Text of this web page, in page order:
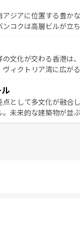
ながら、韓国の多彩
わってみてほしい。 なお、新
ほしい。
に伝統が息づく。ハ
フランス統治時代の建
る。また、バラエティ
バインミー、ベトナ
いたい。どの地域を訪
えてくれるので、きっ
。
アジアに位置する豊か
ンコクは高層ビルが立
ている。北部ではチ
れ合い、南部ではプー
ゾート気分を楽しむこ
一年中温暖で、どの
。親しみやすいタイの
て多様な観光資源が、
の文化が交わる香港は
ヴィクトリア湾に広が
ても感動するはず。
よく見どころを回れる
文化的な体験まで、香
点として多文化が融合
。未来的な建築物が並
は地元の風情を楽し